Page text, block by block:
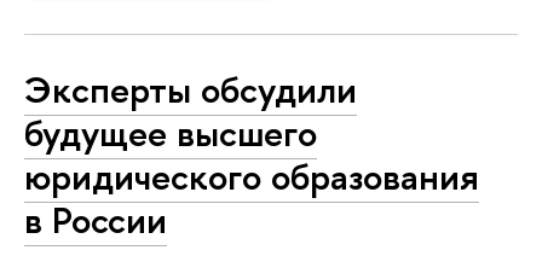
Эксперты обсудили
будущее высшего
юридического образования
в России